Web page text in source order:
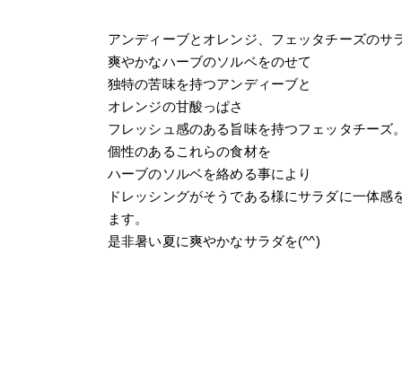
アンディーブとオレンジ、フェッタチーズのサ
爽やかなハーブのソルベをのせて
独特の苦味を持つアンディーブと
オレンジの甘酸っぱさ
フレッシュ感のある旨味を持つフェッタチーズ
個性のあるこれらの食材を
ハーブのソルベを絡める事により
ドレッシングがそうである様にサラダに一体感
ます。
是非暑い夏に爽やかなサラダを(^^)